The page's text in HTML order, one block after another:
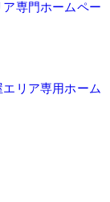
専門ホームペー
リア専用ホーム